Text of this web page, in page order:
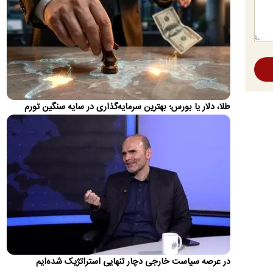
رونمایی از ۲ خرید جدید پرسپولیس؛ همین امروز!
باشگاه پرسپولیس در حال تکمیل انجام دو خرید بعدی است.
روایتی از امضای توافق‌نامه دفاع مشترک عربستان، ترکیه و پاکستان
«پیمان مکه»؛ کد آغاز آرایش جدید امنیتی در منطقه؟
در شرایطی که تداوم جنگ ایران و آمریکا و بحران یمن بار دیگر در
حال تبدیل‌شدن به یکی از کانون‌های اصلی تنش منطقه‌ای…
ردیابی دلارهای صادراتی؛ ۲۲۸ میلیارد دلار کجا رفت؟
ایران در سه دهه گذشته نزدیک ۳۸۰ میلیارد دلار مازاد حساب جاری
از ادعای کذب تا دعوت به سرنگونی دولت/ واکنش‌ها
به اظهارات باقر خرازی‌
محمدباقر خرازی مدعی شده است ۴۰ سال با آیت‌الله سیدمجتبی
خامنه‌ای رابطه نزدیک داشته و دولت پزشکیان «سال چهارم را
نخواهد…
تا کی می‌خواهی در خیابان بدوی، آقای رضاییان؟
رامین رضاییان، دفاع راست تیم ملی پس از یک‌فصل و نیم حضور
طلا، دلار یا بورس؛ بهترین سرمایه‌گذاری در سایه سنگین تورم
در عرصه سیاست خارجی دچار تنهایی استراتژیک شده‌ایم